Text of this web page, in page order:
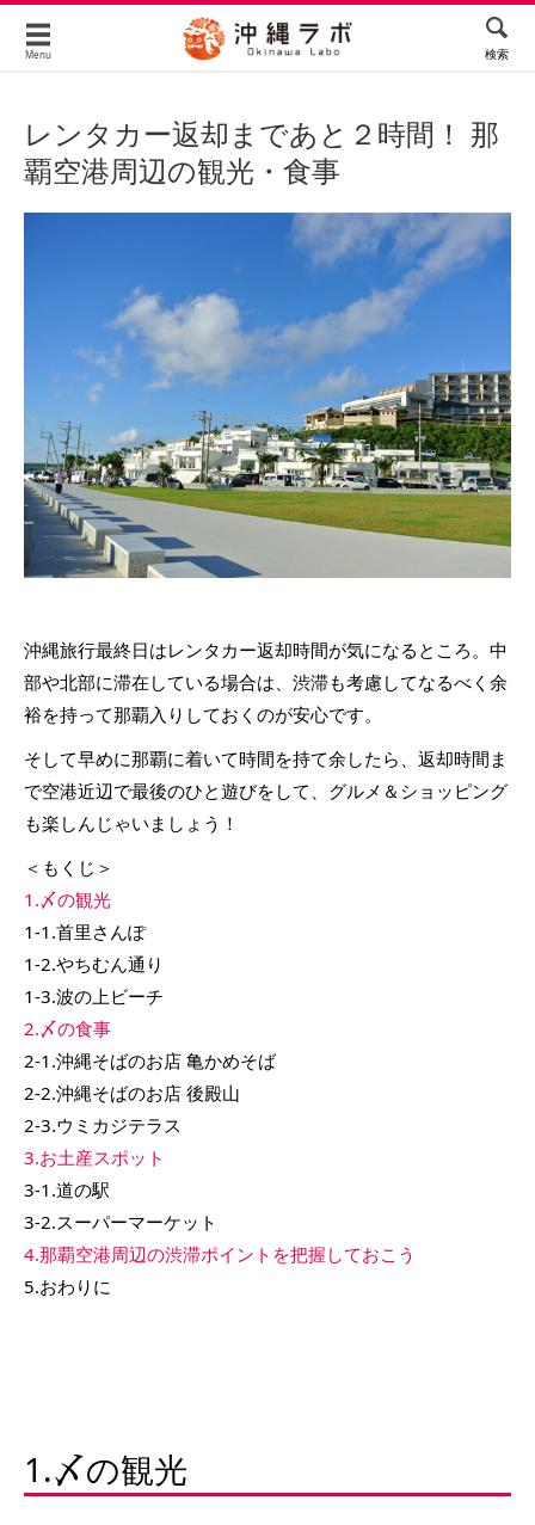
Menu 検索
レンタカー返却まであと２時間！ 那
覇空港周辺の観光・食事
沖縄旅行最終日はレンタカー返却時間が気になるところ。中
部や北部に滞在している場合は、渋滞も考慮してなるべく余
裕を持って那覇入りしておくのが安心です。
そして早めに那覇に着いて時間を持て余したら、返却時間ま
で空港近辺で最後のひと遊びをして、グルメ＆ショッピング
も楽しんじゃいましょう！
＜もくじ＞
1.〆の観光
1-1.首里さんぽ
1-2.やちむん通り
1-3.波の上ビーチ
2.〆の食事
2-1.沖縄そばのお店 亀かめそば
2-2.沖縄そばのお店 後殿山
2-3.ウミカジテラス
3.お土産スポット
3-1.道の駅
3-2.スーパーマーケット
4.那覇空港周辺の渋滞ポイントを把握しておこう
5.おわりに
1.〆の観光